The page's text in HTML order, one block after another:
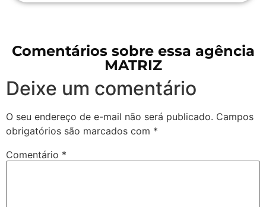
Comentários sobre essa agência
MATRIZ
Deixe um comentário
O seu endereço de e-mail não será publicado. Campos
obrigatórios são marcados com *
Comentário *